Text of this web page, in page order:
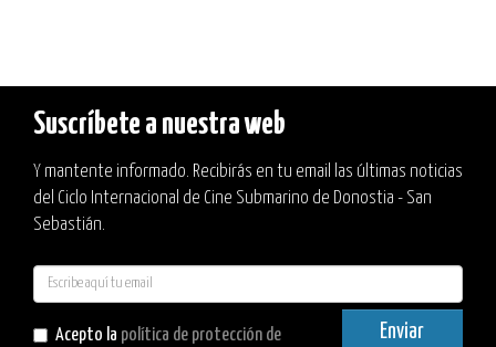
Suscríbete a nuestra web
Y mantente informado. Recibirás en tu email las últimas noticias
del Ciclo Internacional de Cine Submarino de Donostia - San
Sebastián.
Acepto la política de protección de
Enviar